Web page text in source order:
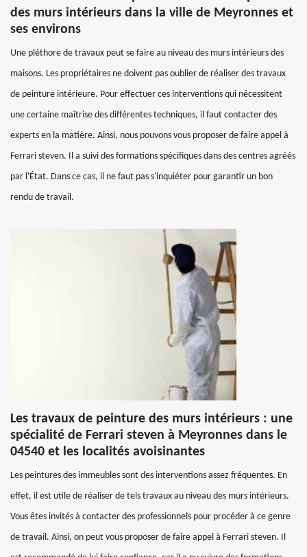
des murs intérieurs dans la ville de Meyronnes et
ses environs
Une pléthore de travaux peut se faire au niveau des murs intérieurs des
maisons. Les propriétaires ne doivent pas oublier de réaliser des travaux
de peinture intérieure. Pour effectuer ces interventions qui nécessitent
une certaine maîtrise des différentes techniques, il faut contacter des
experts en la matière. Ainsi, nous pouvons vous proposer de faire appel à
Ferrari steven. Il a suivi des formations spécifiques dans des centres agréés
par l'État. Dans ce cas, il ne faut pas s'inquiéter pour garantir un bon
rendu de travail.
Les travaux de peinture des murs intérieurs : une
spécialité de Ferrari steven à Meyronnes dans le
04540 et les localités avoisinantes
Les peintures des immeubles sont des interventions assez fréquentes. En
effet, il est utile de réaliser de tels travaux au niveau des murs intérieurs.
Vous êtes invités à contacter des professionnels pour procéder à ce genre
de travail. Ainsi, on peut vous proposer de faire appel à Ferrari steven. Il